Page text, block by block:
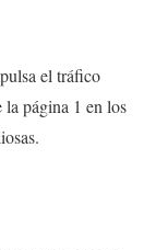
el tráfico
página 1 en los